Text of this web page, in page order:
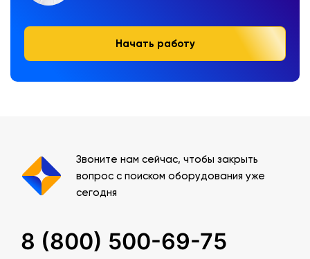
Начать работу
Звоните нам сейчас, чтобы закрыть
вопрос с поиском оборудования уже
сегодня
8 (800) 500-69-75